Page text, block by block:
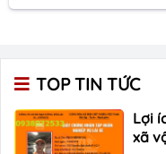
rời khỏi các HTX. Vậy
trò của HTX và lợi ích
gia nhậpHTX vận tải
TOP TIN TỨC
Lợi
xã